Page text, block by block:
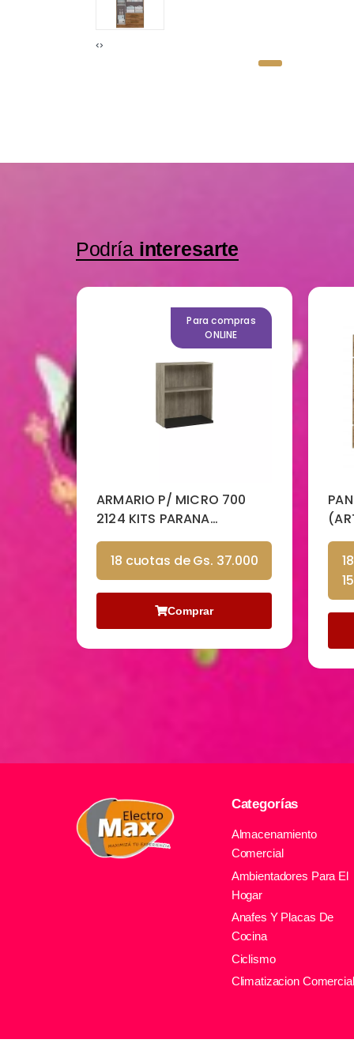
‹›
Podría interesarte
Para compras
ONLINE
ARMARIO P/ MICRO 700
2124 KITS PARANA
CARTAGENA NERO
18 cuotas de Gs. 37.000
Comprar
Categorías
Almacenamiento
Comercial
Ambientadores Para El
Hogar
Anafes Y Placas De
Cocina
Ciclismo
Climatizacion Comercial